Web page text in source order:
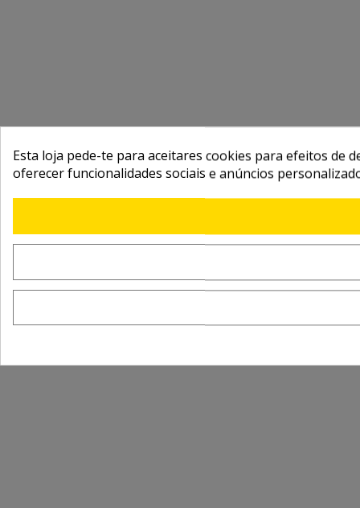
Esta loja pede-te para aceitares cookies para efeitos de
oferecer funcionalidades sociais e anúncios